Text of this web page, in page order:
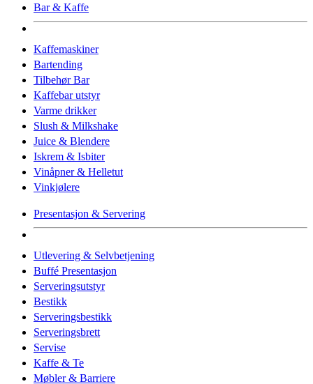
Bar & Kaffe
Kaffemaskiner
Bartending
Tilbehør Bar
Kaffebar utstyr
Varme drikker
Slush & Milkshake
Juice & Blendere
Iskrem & Isbiter
Vinåpner & Helletut
Vinkjølere
Presentasjon & Servering
Utlevering & Selvbetjening
Buffé Presentasjon
Serveringsutstyr
Bestikk
Serveringsbestikk
Serveringsbrett
Servise
Kaffe & Te
Møbler & Barriere